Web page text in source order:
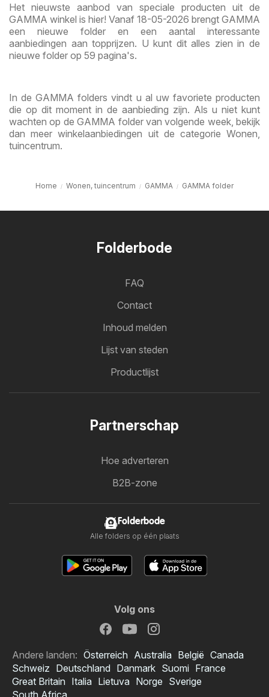
Het nieuwste aanbod van speciale producten uit de
GAMMA winkel is hier! Vanaf 18-05-2026 brengt GAMMA
een nieuwe folder en een aantal interessante
aanbiedingen aan topprijzen. U kunt dit alles zien in de
nieuwe folder op 59 pagina's.
In de GAMMA folders vindt u al uw favoriete producten
die op dit moment in de aanbieding zijn. Als u niet kunt
wachten op de GAMMA folder van volgende week, bekijk
dan meer winkelaanbiedingen uit de categorie Wonen,
tuincentrum.
Home Wonen, tuincentrum GAMMA GAMMA folder
Folderbode
FAQ
Contact
Inhoud melden
Lijst van steden
Productlijst
Partnerschap
Hoe adverteren
B2B-zone
Folderbode
Alle folders op één plaats
Volg ons
Andere landen: Österreich Australia België Canada
Schweiz Deutschland Danmark Suomi France
Great Britain Italia Lietuva Norge Sverige
South Africa